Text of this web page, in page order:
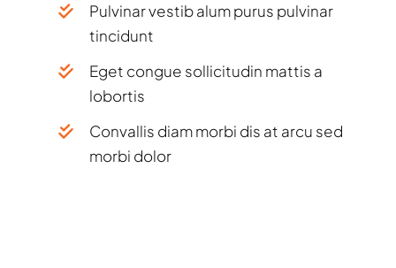
Pulvinar vestib alum purus pulvinar
tincidunt
Eget congue sollicitudin mattis a
lobortis
Convallis diam morbi dis at arcu sed
morbi dolor